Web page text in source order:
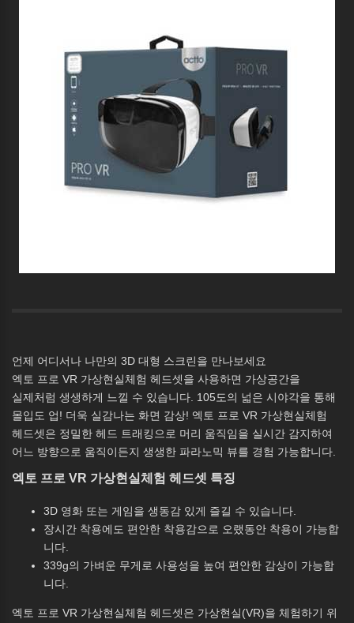
언제 어디서나 나만의 3D 대형 스크린을 만나보세요
엑토 프로 VR 가상현실체험 헤드셋을 사용하면 가상공간을
실제처럼 생생하게 느낄 수 있습니다. 105도의 넓은 시야각을 통해
몰입도 업! 더욱 실감나는 화면 감상! 엑토 프로 VR 가상현실체험
헤드셋은 정밀한 헤드 트래킹으로 머리 움직임을 실시간 감지하여
어느 방향으로 움직이든지 생생한 파라노믹 뷰를 경험 가능합니다.
엑토 프로 VR 가상현실체험 헤드셋 특징
3D 영화 또는 게임을 생동감 있게 즐길 수 있습니다.
장시간 착용에도 편안한 착용감으로 오랬동안 착용이 가능합
니다.
339g의 가벼운 무게로 사용성을 높여 편안한 감상이 가능합
니다.
엑토 프로 VR 가상현실체험 헤드셋은 가상현실(VR)을 체험하기 위